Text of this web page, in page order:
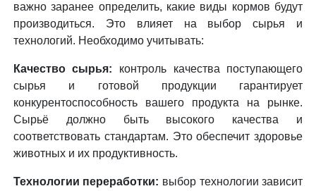
важно заранее определить, какие виды кормов будут
производиться. Это влияет на выбор сырья и
технологий. Необходимо учитывать:
Качество сырья: контроль качества поступающего
сырья и готовой продукции гарантирует
конкурентоспособность вашего продукта на рынке.
Сырьё должно быть высокого качества и
соответствовать стандартам. Это обеспечит здоровье
животных и их продуктивность.
Технологии переработки: выбор технологии зависит